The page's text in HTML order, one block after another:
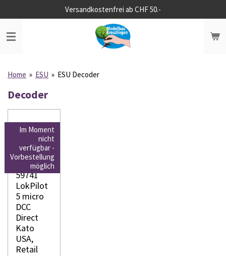
Hauptinhalt
springen
Versandkostenfrei ab CHF 50.-
Home » ESU » ESU Decoder
Decoder
Im Moment
nicht
verfügbar -
Vorbestellung
möglich
ESU
59741
LokPilot
5 micro
DCC
Direct
Kato
USA,
Retail